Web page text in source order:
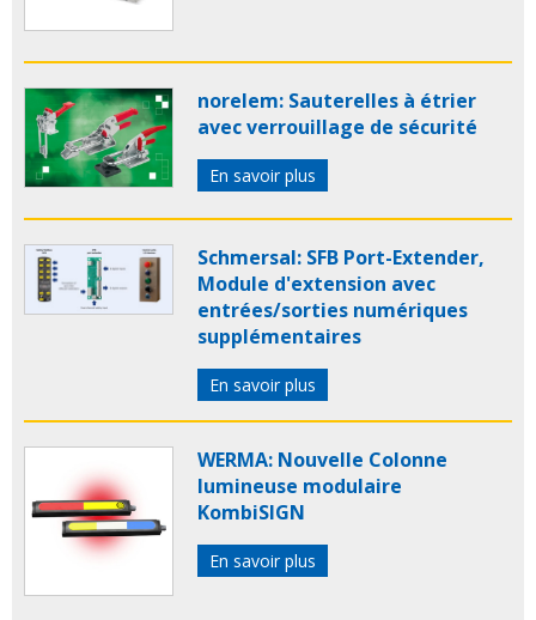
norelem: Sauterelles à étrier
avec verrouillage de sécurité
En savoir plus
Schmersal: SFB Port-Extender,
Module d'extension avec
entrées/sorties numériques
supplémentaires
En savoir plus
WERMA: Nouvelle Colonne
lumineuse modulaire
KombiSIGN
En savoir plus